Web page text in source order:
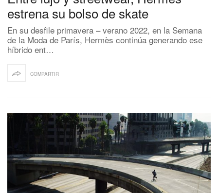
estrena su bolso de skate
En su desfile primavera – verano 2022, en la Semana
de la Moda de París, Hermès continúa generando ese
híbrido ent…
COMPARTIR